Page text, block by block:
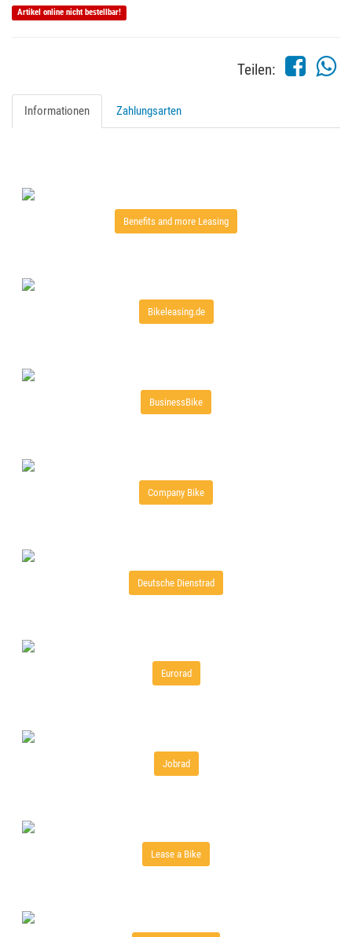
Artikel online nicht bestellbar!
Teilen:
Informationen Zahlungsarten
Benefits and more Leasing
Bikeleasing.de
BusinessBike
Company Bike
Deutsche Dienstrad
Eurorad
Jobrad
Lease a Bike